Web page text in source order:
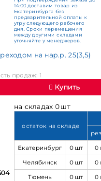
14:00 доставим товар из
Екатеринбурга без
предварительной оплаты к
утру следующего рабочего
дня. Сроки перемещения
между другими складами
уточняйте у менеджеров.
на нар.р. 25(3,5)
продаж: 1
Купить
на складах 0 шт
остаток на складе
Екатеринбург
0 шт
0
Челябинск
0 шт
0
Тюмень
0 шт
0